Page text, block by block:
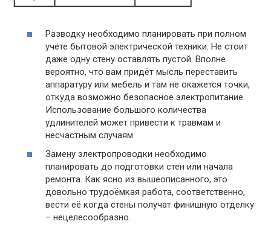
Разводку необходимо планировать при полном
учёте бытовой электрической техники. Не стоит
даже одну стену оставлять пустой. Вполне
вероятно, что вам придёт мысль переставить
аппаратуру или мебель и там не окажется точки,
откуда возможно безопасное электропитание.
Использование большого количества
удлинителей может привести к травмам и
несчастным случаям.
Замену электропроводки необходимо
планировать до подготовки стен или начала
ремонта. Как ясно из вышеописанного, это
довольно трудоёмкая работа, соответственно,
вести её когда стены получат финишную отделку
– нецелесообразно.